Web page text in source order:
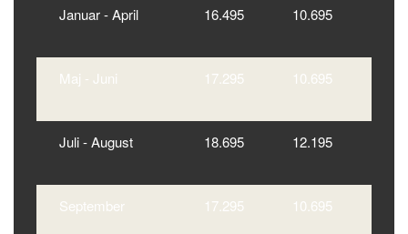
Januar - April 16.495 10.695
Maj - Juni 17.295 10.695
Juli - August 18.695 12.195
September 17.295 10.695